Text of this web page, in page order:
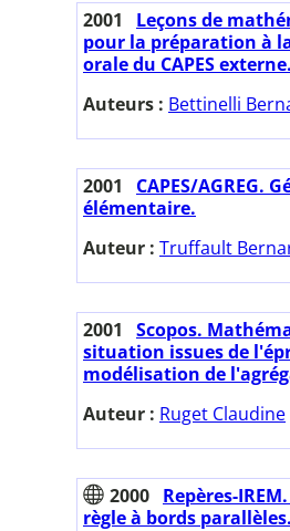
2001
Leçons de
pour la préparation à
orale du CAPES externe.
Auteurs : Bettinelli
2001
CAPES/AGREG.
élémentaire.
Auteur : Truffault
2001
Scopos.
situation issues de
modélisation de
Auteur : Ruget Claudine
2000 Repères-
règle à bords parallèles.